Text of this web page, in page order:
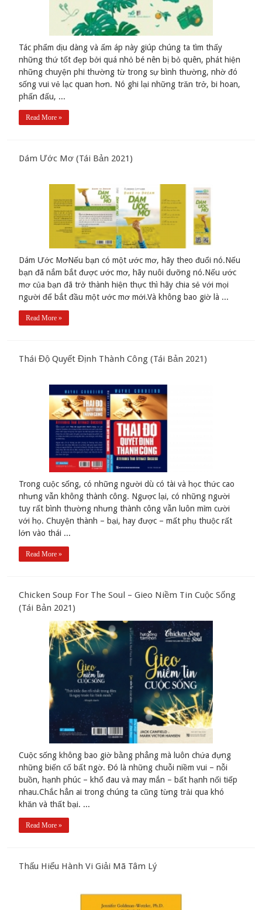
Tác phẩm dịu dàng và ấm áp này giúp chúng ta tìm thấy
những thứ tốt đẹp bởi quá nhỏ bé nên bị bỏ quên, phát hiện
những chuyện phi thường từ trong sự bình thường, nhờ đó
sống vui vẻ lạc quan hơn. Nó ghi lại những trăn trở, bi hoan,
phấn đấu, ...
Read More »
Dám Ước Mơ (Tái Bản 2021)
Dám Ước MơNếu bạn có một ước mơ, hãy theo đuổi nó.Nếu
bạn đã nắm bắt được ước mơ, hãy nuôi dưỡng nó.Nếu ước
mơ của bạn đã trở thành hiện thực thì hãy chia sẻ với mọi
người để bắt đầu một ước mơ mới.Và không bao giờ là ...
Read More »
Thái Độ Quyết Định Thành Công (Tái Bản 2021)
Trong cuộc sống, có những người dù có tài và học thức cao
nhưng vẫn không thành công. Ngược lại, có những người
tuy rất bình thường nhưng thành công vẫn luôn mỉm cười
với họ. Chuyện thành – bại, hay được – mất phụ thuộc rất
lớn vào thái ...
Read More »
Chicken Soup For The Soul – Gieo Niềm Tin Cuộc Sống
(Tái Bản 2021)
Cuộc sống không bao giờ bằng phẳng mà luôn chứa đựng
những biến cố bất ngờ. Đó là những chuỗi niềm vui – nỗi
buồn, hạnh phúc – khổ đau và may mắn – bất hạnh nối tiếp
nhau.Chắc hẳn ai trong chúng ta cũng từng trải qua khó
khăn và thất bại. ...
Read More »
Thấu Hiểu Hành Vi Giải Mã Tâm Lý